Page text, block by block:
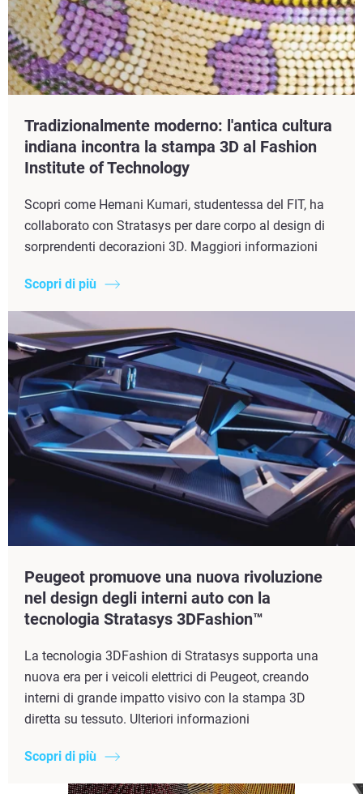
Tradizionalmente moderno: l'antica cultura
indiana incontra la stampa 3D al Fashion
Institute of Technology
Scopri come Hemani Kumari, studentessa del FIT, ha
collaborato con Stratasys per dare corpo al design di
sorprendenti decorazioni 3D. Maggiori informazioni
Scopri di più
Peugeot promuove una nuova rivoluzione
nel design degli interni auto con la
tecnologia Stratasys 3DFashion™
La tecnologia 3DFashion di Stratasys supporta una
nuova era per i veicoli elettrici di Peugeot, creando
interni di grande impatto visivo con la stampa 3D
diretta su tessuto. Ulteriori informazioni
Scopri di più